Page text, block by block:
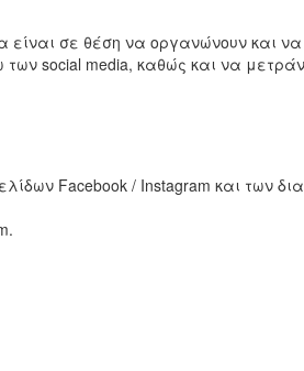
είναι σε θέση να οργανώνουν και να
των social media, καθώς και να
Facebook / Instagram και των